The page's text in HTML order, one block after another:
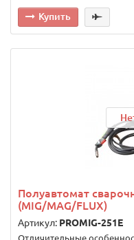
Купить
Полуавтомат
(MIG/MAG/FLUX)
Артикул: PROMIG-251E
Отличительные